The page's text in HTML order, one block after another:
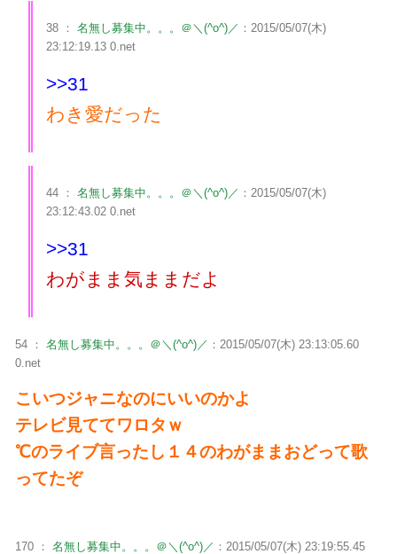
38 ： 名無し募集中。。。＠＼(^o^)／ ：2015/05/07(木)
23:12:19.13 0.net
>>31
わき愛だった
44 ： 名無し募集中。。。＠＼(^o^)／ ：2015/05/07(木)
23:12:43.02 0.net
>>31
わがまま気ままだよ
54 ： 名無し募集中。。。＠＼(^o^)／ ：2015/05/07(木) 23:13:05.60
0.net
こいつジャニなのにいいのかよ
テレビ見ててワロタｗ
℃のライブ言ったし１４のわがままおどって歌
ってたぞ
170 ： 名無し募集中。。。＠＼(^o^)／ ：2015/05/07(木) 23:19:55.45